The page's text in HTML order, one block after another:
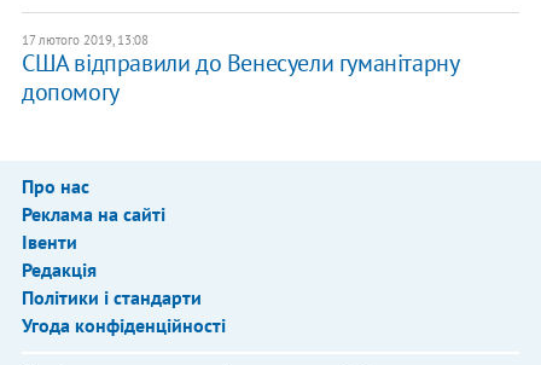
17 лютого 2019, 13:08
США відправили до Венесуели гуманітарну
допомогу
Про нас
Реклама на сайті
Івенти
Редакція
Політики і стандарти
Угода конфіденційності